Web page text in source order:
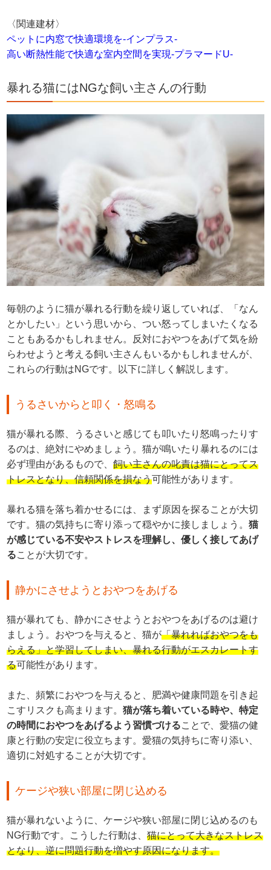
〈関連建材〉
ペットに内窓で快適環境を-インプラス-
高い断熱性能で快適な室内空間を実現-プラマードU-
暴れる猫にはNGな飼い主さんの行動
毎朝のように猫が暴れる行動を繰り返していれば、「なん
とかしたい」という思いから、つい怒ってしまいたくなる
こともあるかもしれません。反対におやつをあげて気を紛
らわせようと考える飼い主さんもいるかもしれませんが、
これらの行動はNGです。以下に詳しく解説します。
うるさいからと叩く・怒鳴る
猫が暴れる際、うるさいと感じても叩いたり怒鳴ったりす
るのは、絶対にやめましょう。猫が鳴いたり暴れるのには
必ず理由があるもので、飼い主さんの叱責は猫にとってス
トレスとなり、信頼関係を損なう可能性があります。
暴れる猫を落ち着かせるには、まず原因を探ることが大切
です。猫の気持ちに寄り添って穏やかに接しましょう。猫
が感じている不安やストレスを理解し、優しく接してあげ
ることが大切です。
静かにさせようとおやつをあげる
猫が暴れても、静かにさせようとおやつをあげるのは避け
ましょう。おやつを与えると、猫が「暴れればおやつをも
らえる」と学習してしまい、暴れる行動がエスカレートす
る可能性があります。
また、頻繁におやつを与えると、肥満や健康問題を引き起
こすリスクも高まります。猫が落ち着いている時や、特定
の時間におやつをあげるよう習慣づけることで、愛猫の健
康と行動の安定に役立ちます。愛猫の気持ちに寄り添い、
適切に対処することが大切です。
ケージや狭い部屋に閉じ込める
猫が暴れないように、ケージや狭い部屋に閉じ込めるのも
NG行動です。こうした行動は、猫にとって大きなストレス
となり、逆に問題行動を増やす原因になります。